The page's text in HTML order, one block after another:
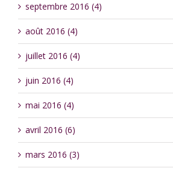
septembre 2016 (4)
août 2016 (4)
juillet 2016 (4)
juin 2016 (4)
mai 2016 (4)
avril 2016 (6)
mars 2016 (3)